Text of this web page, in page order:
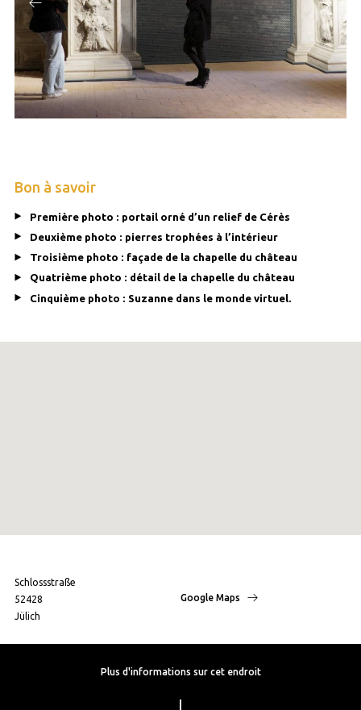
Bon à savoir
Première photo : portail orné d’un relief de Cérès
Deuxième photo : pierres trophées à l’intérieur
Troisième photo : façade de la chapelle du château
Quatrième photo : détail de la chapelle du château
Cinquième photo : Suzanne dans le monde virtuel.
Schlossstraße
52428
Jülich
Google Maps
Plus d'informations sur cet endroit